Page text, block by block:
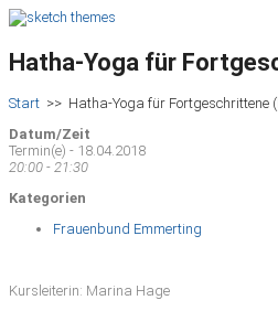
Hatha-Yoga für
Start >> Hatha-Yoga für Fortgeschrittene
Datum/Zeit
Termin(e) - 18.04.2018
20:00 - 21:30
Kategorien
Frauenbund Emmerting
Kursleiterin: Marina Hage